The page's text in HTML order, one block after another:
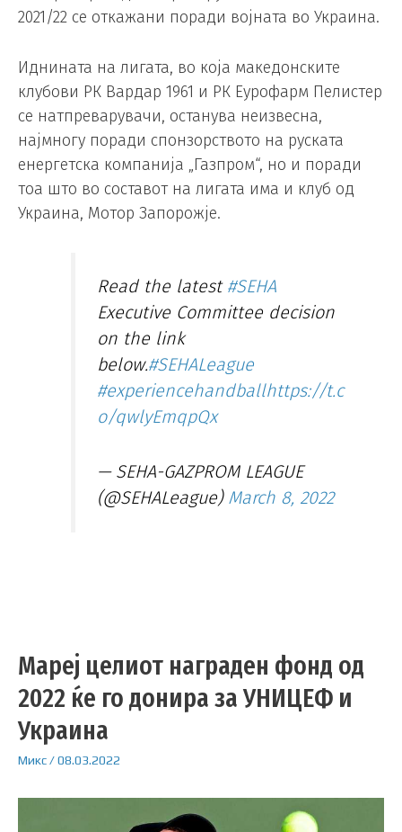
2021/22 се откажани поради војната во Украина.
Иднината на лигата, во која македонските
клубови РК Вардар 1961 и РК Еурофарм Пелистер
се натпреварувачи, останува неизвесна,
најмногу поради спонзорството на руската
енергетска компанија „Газпром“, но и поради
тоа што во составот на лигата има и клуб од
Украина, Мотор Запорожје.
Read the latest #SEHA
Executive Committee decision
on the link
below.#SEHALeague
#experiencehandballhttps://t.c
o/qwlyEmqpQx
— SEHA-GAZPROM LEAGUE
(@SEHALeague) March 8, 2022
Мареј целиот награден фонд од
2022 ќе го донира за УНИЦЕФ и
Украина
Микс/08.03.2022